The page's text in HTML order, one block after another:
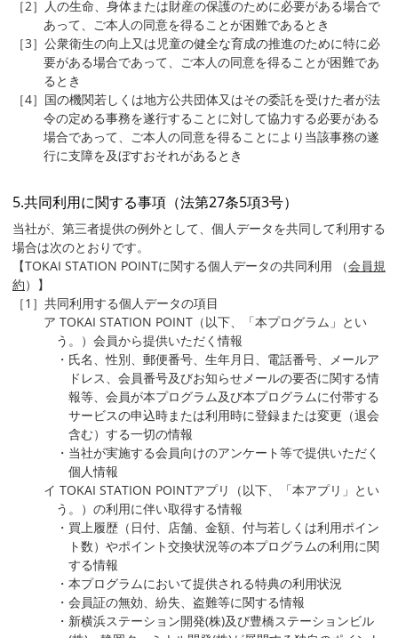
［2］人の生命、身体または財産の保護のために必要がある場合で
あって、ご本人の同意を得ることが困難であるとき
［3］公衆衛生の向上又は児童の健全な育成の推進のために特に必
要がある場合であって、ご本人の同意を得ることが困難であ
るとき
［4］国の機関若しくは地方公共団体又はその委託を受けた者が法
令の定める事務を遂行することに対して協力する必要がある
場合であって、ご本人の同意を得ることにより当該事務の遂
行に支障を及ぼすおそれがあるとき
5.共同利用に関する事項（法第27条5項3号）
当社が、第三者提供の例外として、個人データを共同して利用する
場合は次のとおりです。
【TOKAI STATION POINTに関する個人データの共同利用 （会員規
約）】
［1］共同利用する個人データの項目
ア TOKAI STATION POINT（以下、「本プログラム」とい
う。）会員から提供いただく情報
・氏名、性別、郵便番号、生年月日、電話番号、メールア
ドレス、会員番号及びお知らせメールの要否に関する情
報等、会員が本プログラム及び本プログラムに付帯する
サービスの申込時または利用時に登録または変更（退会
含む）する一切の情報
・当社が実施する会員向けのアンケート等で提供いただく
個人情報
イ TOKAI STATION POINTアプリ（以下、「本アプリ」とい
う。）の利用に伴い取得する情報
・買上履歴（日付、店舗、金額、付与若しくは利用ポイン
ト数）やポイント交換状況等の本プログラムの利用に関
する情報
・本プログラムにおいて提供される特典の利用状況
・会員証の無効、紛失、盗難等に関する情報
・新横浜ステーション開発(株)及び豊橋ステーションビル